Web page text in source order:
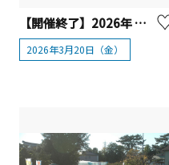
【開催終了】2026年 春分の日「寒川神社レイライン体感ツアー」
2026年3月20日（金）